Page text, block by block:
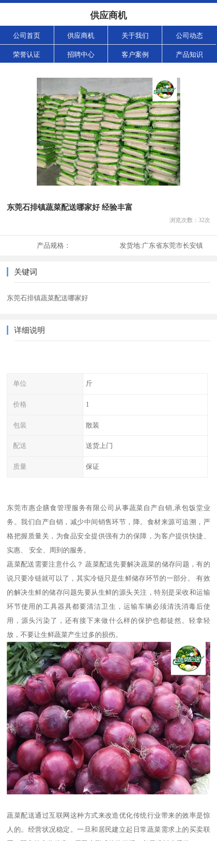
供应商机
公司首页 供应商机 关于我们 公司动态
荣誉认证 招聘中心 客户案例 产品知识
东莞石排镇蔬菜配送哪家好 经验丰富
浏览次数： 32次
产品规格： 发货地:广东省东莞市长安镇
关键词
东莞石排镇蔬菜配送哪家好
详细说明
单位 斤
价格 1
包装 散装
配送 送货上门
质量 保证
东莞市惠企膳食管理服务有限公司从事蔬菜自产自销,承包饭堂业
务。我们自产自销，减少中间销售环节，降。食材来源可追溯，严
格把握质量关，为食品安全提供强有力的保障，为客户提供快捷、
实惠、 安全、周到的服务。
蔬菜配送需要注意什么？ 蔬菜配送先要解决蔬菜的储存问题，有的
说只要冷链就可以了，其实冷链只是生鲜储存环节的一部分。 有效
的解决生鲜的储存问题先要从生鲜的源头关注，特别是采收和运输
环节使用的工具器具都要清洁卫生，运输车辆必须清洗消毒后使
用，源头污染了，还有接下来做什么样的保护也都徒然。轻拿轻
放，不要让生鲜蔬菜产生过多的损伤。
蔬菜配送通过互联网这种方式来改造优化传统行业带来的效率是惊
人的。经营状况稳定。一旦和居民建立起日常蔬菜需求上的买卖联